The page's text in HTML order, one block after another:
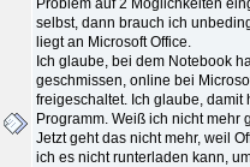
selbst, dann brauch ich
liegt an Microsoft Office.
Ich glaube, bei dem Notebook
geschmissen, online bei
freigeschaltet. Ich glaube, damit
Programm. Weiß ich nicht mehr
Jetzt geht das nicht mehr, weil
ich es nicht runterladen kann,